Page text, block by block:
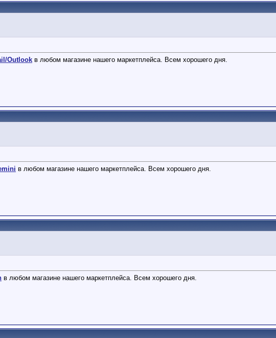
Outlook в любом магазине нашего маркетплейса. Всем хорошего дня.
в любом магазине нашего маркетплейса. Всем хорошего дня.
в любом магазине нашего маркетплейса. Всем хорошего дня.